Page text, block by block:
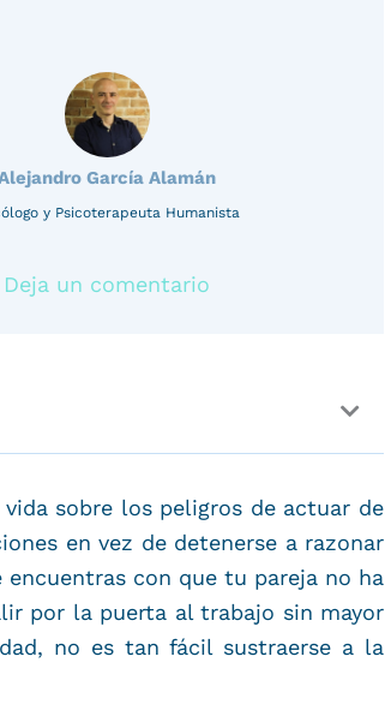
García Alamán
y Psicoterapeuta Humanista
Deja un comentario
sobre los peligros de actuar de
en vez de detenerse a razonar
con que tu pareja no ha
por la puerta al trabajo sin mayor
no es tan fácil sustraerse a la